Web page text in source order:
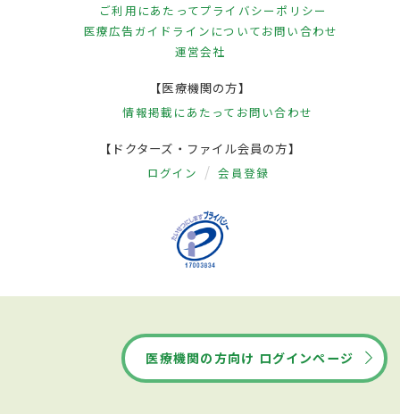
ご利用にあたってプライバシーポリシー
医療広告ガイドラインについてお問い合わせ
運営会社
【医療機関の方】
情報掲載にあたって お問い合わせ
【ドクターズ・ファイル会員の方】
ログイン 会員登録
医療機関の方向け ログインページ